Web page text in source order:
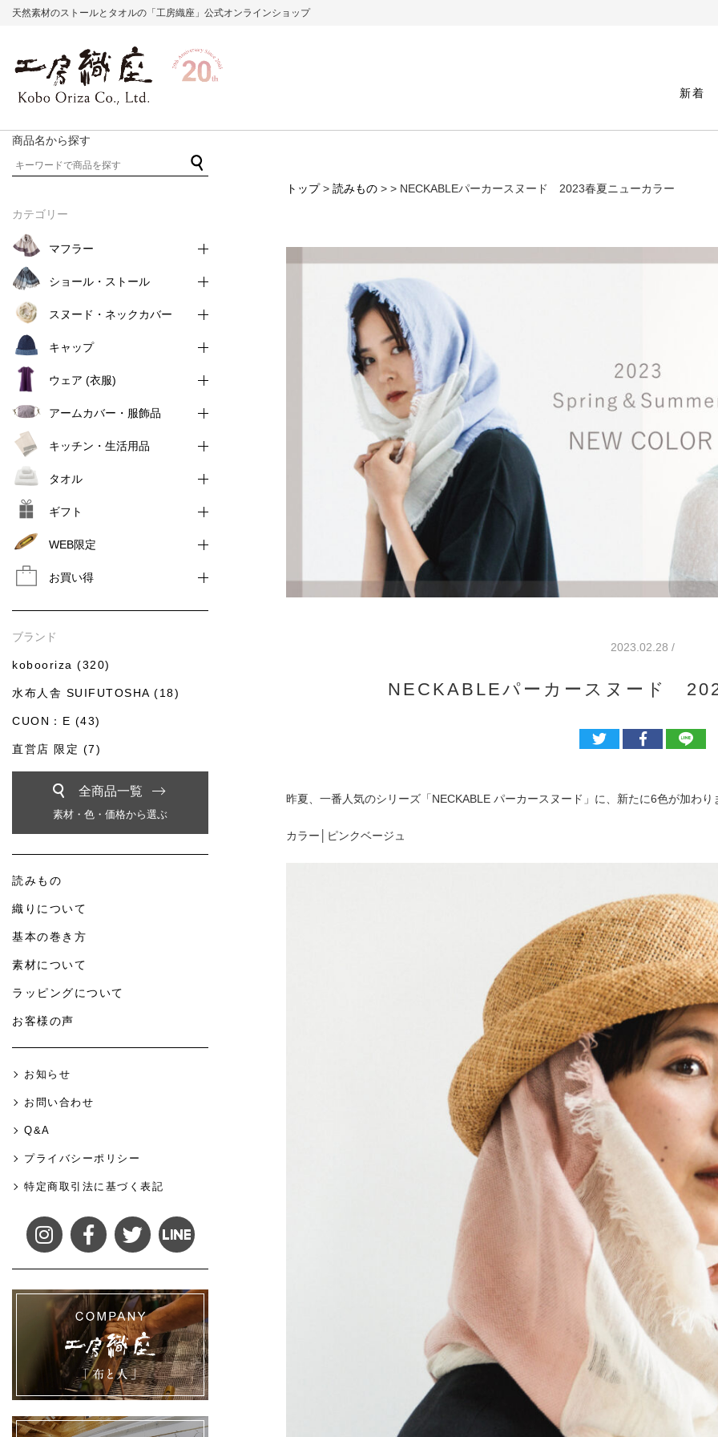
天然素材のストールとタオルの「工房織座」公式オンラインショップ
新着
トップ> 読みもの > > NECKABLEパーカースヌード 2023春夏ニューカラー
2023.02.28 /
NECKABLEパーカースヌード
昨夏、一番人気のシリーズ「NECKABLE パーカースヌード」に、新たに6色が加わり
カラー│ピンクベージュ
商品名から探す
カテゴリー
マフラー
ショール・ストール
スヌード・ネックカバー
キャップ
ウェア (衣服)
アームカバー・服飾品
キッチン・生活用品
タオル
ギフト
WEB限定
お買い得
ブランド
kobooriza (320)
水布人舎 SUIFUTOSHA (18)
CUON：E (43)
直営店 限定 (7)
全商品一覧
素材・色・価格から選ぶ
読みもの
織りについて
基本の巻き方
素材について
ラッピングについて
お客様の声
お知らせ
お問い合わせ
Q&A
プライバシーポリシー
特定商取引法に基づく表記